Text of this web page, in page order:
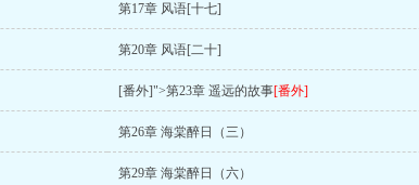
第17章 风语[十七]
第20章 风语[二十]
[番外]">第23章 遥远的故事[番外]
第26章 海棠醉日（三）
第29章 海棠醉日（六）